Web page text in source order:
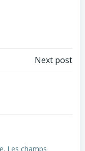
Next post
Les champs